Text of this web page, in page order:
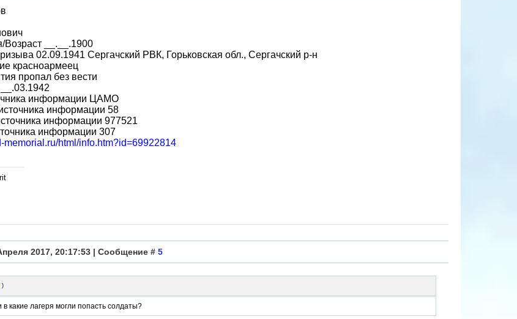
Возраст __.__.1900
02.09.1941 Сергачский РВК, Горьковская обл., Сергачский р-н
красноармеец
пропал без вести
информации ЦАМО
информации 58
информации 977521
информации 307
memorial.ru/html/info.htm?id=69922814
2017, 20:17:53 | Сообщение # 5
)
какие лагеря могли попасть солдаты?